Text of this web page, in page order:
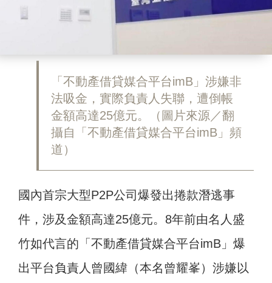
「不動產借貸媒合平台imB」涉嫌非
法吸金，實際負責人失聯，遭倒帳
金額高達25億元。（圖片來源／翻
攝自「不動產借貸媒合平台imB」頻
道）
國內首宗大型P2P公司爆發出捲款潛逃事
件，涉及金額高達25億元。8年前由名人盛
竹如代言的「不動產借貸媒合平台imB」爆
出平台負責人曾國緯（本名曾耀峯）涉嫌以